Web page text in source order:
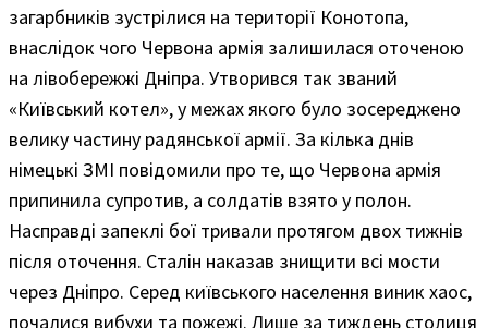
загарбників зустрілися на території Конотопа,
внаслідок чого Червона армія залишилася оточеною
на лівобережжі Дніпра. Утворився так званий
«Київський котел», у межах якого було зосереджено
велику частину радянської армії. За кілька днів
німецькі ЗМІ повідомили про те, що Червона армія
припинила супротив, а солдатів взято у полон.
Насправді запеклі бої тривали протягом двох тижнів
після оточення. Сталін наказав знищити всі мости
через Дніпро. Серед київського населення виник хаос,
почалися вибухи та пожежі. Лише за тиждень столиця